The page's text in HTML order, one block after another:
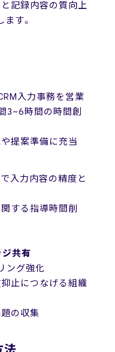
記録内容の質向上
す。
入力事務を営業
3~6時間の時間創
提案準備に充当
入力内容の精度と
する指導時間削
共有
ング強化
止につなげる組織
の収集